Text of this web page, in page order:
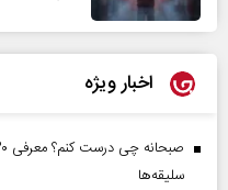
اخبار ویژه
سلیقه‌ها